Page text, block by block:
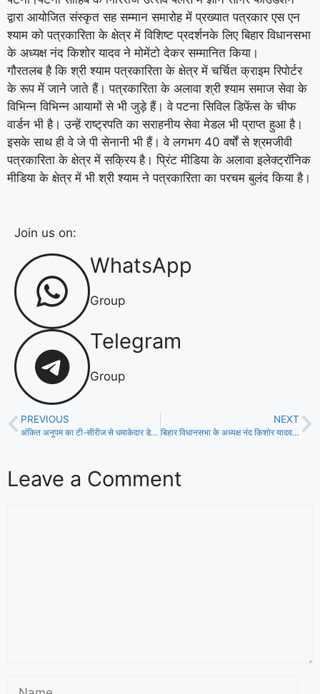
द्वारा आयोजित संस्कृत सह सम्मान समारोह में प्रख्यात पत्रकार एस एन
श्याम को पत्रकारिता के क्षेत्र में विशिष्ट प्रदर्शनके लिए बिहार विधानसभा
के अध्यक्ष नंद किशोर यादव ने मोमेंटो देकर सम्मानित किया।
गौरतलब है कि श्री श्याम पत्रकारिता के क्षेत्र में चर्चित क्राइम रिपोर्टर
के रूप में जाने जाते हैं। पत्रकारिता के अलावा श्री श्याम समाज सेवा के
विभिन्न विभिन्न आयामों से भी जुड़े हैं। वे पटना सिविल डिफेंस के चीफ
वार्डन भी है। उन्हें राष्ट्रपति का सराहनीय सेवा मेडल भी प्राप्त हुआ है।
इसके साथ ही वे जे पी सेनानी भी हैं। वे लगभग 40 वर्षों से श्रमजीवी
पत्रकारिता के क्षेत्र में सक्रिय है। प्रिंट मीडिया के अलावा इलेक्ट्रॉनिक
मीडिया के क्षेत्र में भी श्री श्याम ने पत्रकारिता का परचम बुलंद किया है।
Join us on:
WhatsApp
Group
Telegram
Group
PREVIOUS
अंकित अनुपम का टी-सीरीज से धमाकेदार डेब्यू, “मोहब्बत के झंडा” ने मचाया तहलका!
NEXT
बिहार विधानसभा के अध्यक्ष नंद किशोर यादव ने बच्चों को राष्ट्र का धरोहर बताया
Leave a Comment